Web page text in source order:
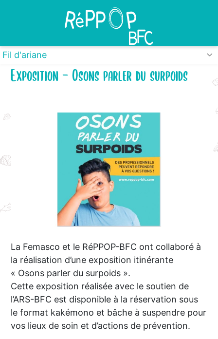
Fil d'ariane
Exposition - Osons parler du surpoids
La Femasco et le RéPPOP-BFC ont collaboré à
la réalisation d’une exposition itinérante
« Osons parler du surpoids ».
Cette exposition réalisée avec le soutien de
l’ARS-BFC est disponible à la réservation sous
le format kakémono et bâche à suspendre pour
vos lieux de soin et d’actions de prévention.
Panneau de gestion des cookies